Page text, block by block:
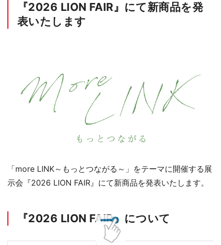
『2026 LION FAIR』にて新商品を発
表いたします
「more LINK～もっとつながる～」をテーマに開催する展
示会『2026 LION FAIR』にて新商品を発表いたします。
『2026 LION FAIR』について